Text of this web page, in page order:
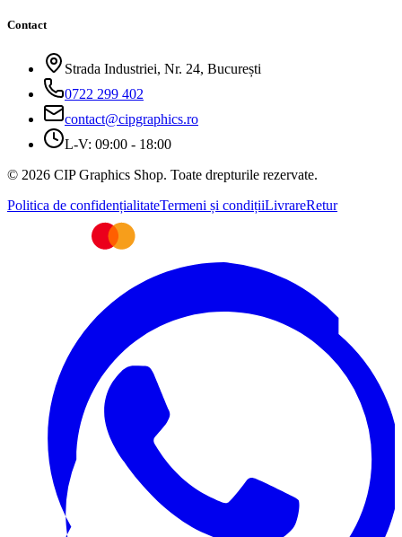
Contact
Strada Industriei, Nr. 24, București
0722 299 402
contact@cipgraphics.ro
L-V: 09:00 - 18:00
© 2026 CIP Graphics Shop. Toate drepturile rezervate.
Politica de confidențialitateTermeni și condițiiLivrareRetur